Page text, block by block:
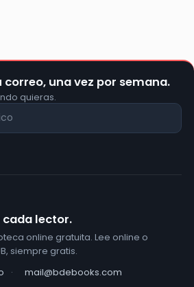
correo, una vez por semana.
quieras.
cada lector.
online gratuita. Lee online o
siempre gratis.
· mail@bdebooks.com